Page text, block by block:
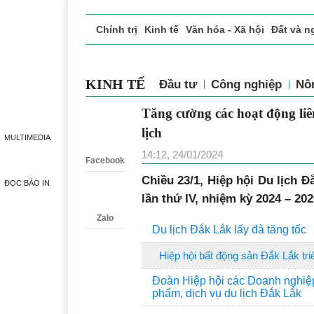
MULTIMEDIA
ĐỌC BÁO IN
Chính trị Kinh tế Văn hóa - Xã hội Đất và
KINH TẾ Đầu tư Công nghiệp
Facebook
Zalo
Tăng cường các hoạt động
lịch
14:12, 24/01/2024
Chiều 23/1, Hiệp hội Du lịch
lần thứ IV, nhiệm kỳ 2024 –
Du lịch Đắk Lắk lấy đà tăng tốc
Hiệp hội bất động sản Đắk Lắk
Đoàn Hiệp hội các Doanh
phẩm, dịch vụ du lịch Đắk Lắk